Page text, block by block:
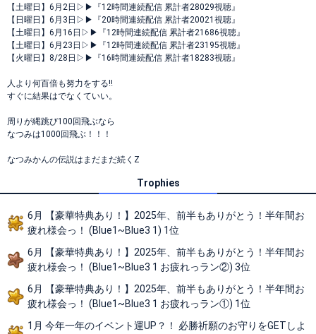
【土曜日】6月2日▷▶︎『12時間連続配信 累計者28029視聴』
【日曜日】6月3日▷▶︎『20時間連続配信 累計者20021視聴』
【土曜日】6月16日▷▶︎『12時間連続配信 累計者21686視聴』
【土曜日】6月23日▷▶︎『12時間連続配信 累計者23195視聴』
【火曜日】8/28日▷▶︎『16時間連続配信 累計者18283視聴』
人より何百倍も努力をする‼️
すぐに結果はでなくていい。
周りが縄跳び100回飛ぶなら
なつみは1000回飛ぶ！！！
なつみかんの伝説はまだまだ続くZ
Trophies
6月 【豪華特典あり！】2025年、前半もありがとう！半年間お
疲れ様会っ！ (Blue1~Blue3 1) 1位
6月 【豪華特典あり！】2025年、前半もありがとう！半年間お
疲れ様会っ！ (Blue1~Blue3 1 お疲れっラン②) 3位
6月 【豪華特典あり！】2025年、前半もありがとう！半年間お
疲れ様会っ！ (Blue1~Blue3 1 お疲れっラン①) 1位
1月 今年一年のイベント運UP？！ 必勝祈願のお守りをGETしよ